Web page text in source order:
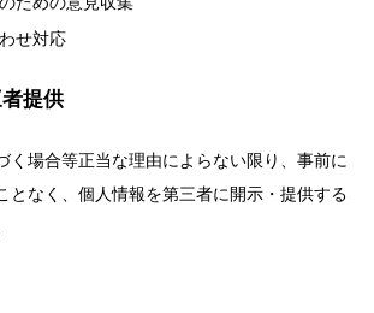
せ対応
提供
く場合等正当な理由によらない限り、事前に
となく、個人情報を第三者に開示・提供する